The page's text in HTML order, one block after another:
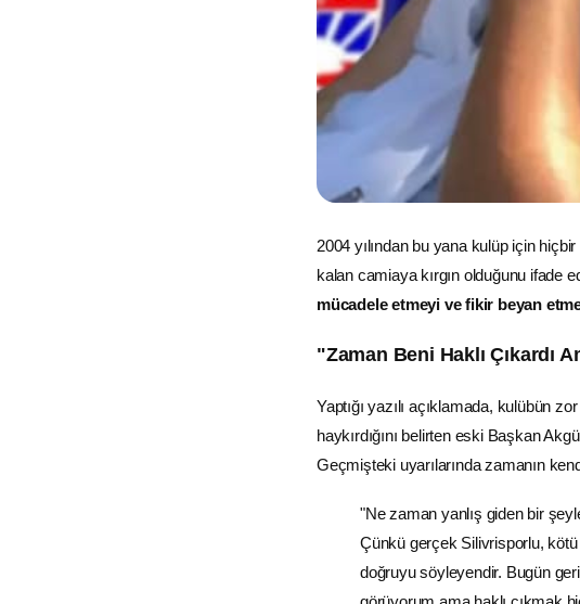
2004 yılından bu yana kulüp için
kalan camiaya kırgın olduğunu ifade
mücadele etmeyi ve fikir beyan
"Zaman Beni Haklı Çıkardı
Yaptığı yazılı açıklamada, kulübün
haykırdığını belirten eski Başkan
Geçmişteki uyarılarında zamanın
"Ne zaman yanlış giden bir
Çünkü gerçek Silivrisporlu,
doğruyu söyleyendir. Bugün